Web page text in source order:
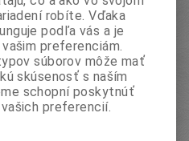
s priehľadným
0,5 mm
cena bez DPH:3 EUR
s DPH:3,60 EUR
cssclass="btn
robíte. Vďaka
podľa vás a je
preferenciám.
súborov môže mať
skúsenosť s naším
schopní poskytnúť
preferencií.